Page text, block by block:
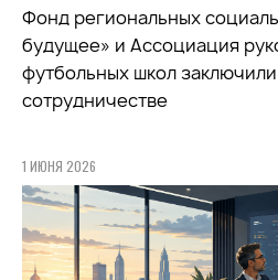
Фонд региональных
будущее» и Ассоциация
футбольных школ
сотрудничестве
1 ИЮНЯ 2026